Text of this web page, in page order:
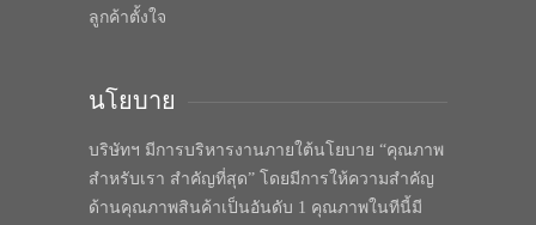
ลูกค้าตั้งใจ
นโยบาย
บริษัทฯ มีการบริหารงานภายใต้นโยบาย “คุณภาพ
สำหรับเรา สำคัญที่สุด” โดยมีการให้ความสำคัญ
ด้านคุณภาพสินค้าเป็นอันดับ 1 คุณภาพในทีนี้มี